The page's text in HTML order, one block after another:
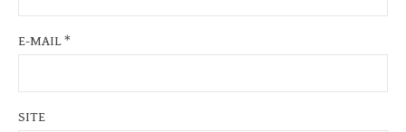
E-MAIL*
SITE